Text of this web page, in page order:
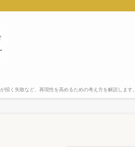
く失敗など、再現性を高めるための考え方を解説します。